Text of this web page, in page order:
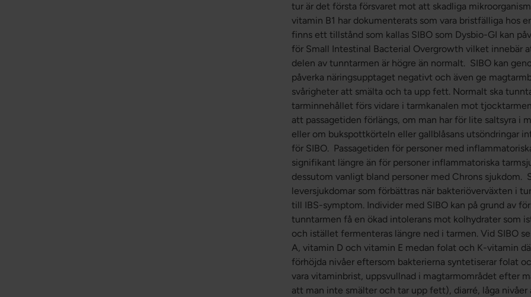
tur är det första försvaret mot att skadliga
vitamin B1 har dokumenterats som vara bristfälliga hos
finns ett tillstånd som kallas SIBO som Dysbio-GI kan
för Small Intestinal Bacterial Overgrowth vilket innebär
delen av tunntarmen är högre än normalt. SIBO kan
påverka näringsupptaget negativt och även ge
svårigheter att smälta och ta upp fett. Normalt ska
tarminnehållet förs vidare i tarmkanalen mot
att passagetiden förlängs, om man har för lite saltsyra i
eller om bukspottkörteln eller gallblåsans utsöndringar
för SIBO. Passagetiden för personer med
signifikant längre än för personer inflammatoriska
dessutom vanligt bland personer med Chrons sjukdom.
leversjukdomar som förbättras när bakteriöverväxten i
till IBS-symptom. Individer med SIBO kan på grund av
tunntarmen få en ökad intolerans mot kolhydrater som
och istället fermenteras längre ned i tarmen. Vid SIBO
A, vitamin D och vitamin E medan folat och K-vitamin
förhöjda nivåer eftersom bakterierna syntetiserar folat
vara vitaminbrist, uppsvullnad i magtarmområdet efter
att man inte smälter och tar upp fett), diarré, låga